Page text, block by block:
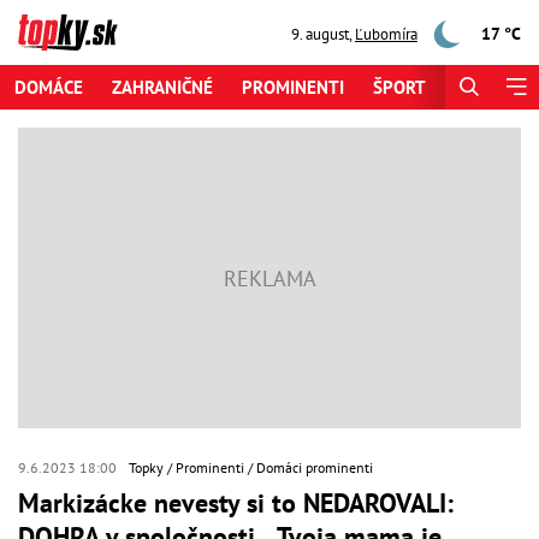
9. august,Ľubomíra 17 °C
DOMÁCE ZAHRANIČNÉ PROMINENTI ŠPORT
9.6.2023 18:00 Topky Prominenti Domáci prominenti
Markizácke nevesty si to NEDAROVALI: